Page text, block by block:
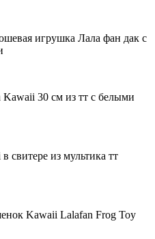
игрушка Лала фан дак с
30 см из тт с белыми
свитере из мультика тт
Kawaii Lalafan Frog Toy